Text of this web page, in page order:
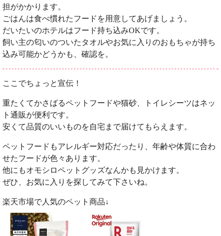
担がかかります。
ごはんは食べ慣れたフードを用意してあげましょう。
だいたいのホテルはフード持ち込みOKです。
飼い主の匂いのついたタオルやお気に入りのおもちゃが持ち
込み可能かどうかも、確認を。
ここでちょっと宣伝！
重たくてかさばるペットフードや猫砂、トイレシーツはネッ
ト通販が便利です。
安くて品質のいいものを自宅まで届けてもらえます。
ペットフードもアレルギー対応だったり、年齢や体質に合わ
せたフードが色々あります。
他にもオモシロペットグッズなんかも見かけます。
ぜひ、お気に入りを探してみて下さいね。
楽天市場で人気のペット商品↓